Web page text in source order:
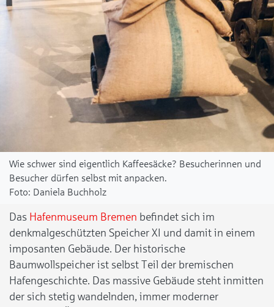
Wie schwer sind eigentlich Kaffeesäcke? Besucherinnen und
Besucher dürfen selbst mit anpacken.
Daniela Buchholz
Das Hafenmuseum Bremen befindet sich im
denkmalgeschützten Speicher XI und damit in einem
imposanten Gebäude. Der historische
Baumwollspeicher ist selbst Teil der bremischen
Hafengeschichte. Das massive Gebäude steht inmitten
der sich stetig wandelnden, immer moderner